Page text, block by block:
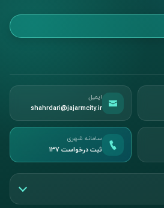
ایمیل
shahrdari@jajarmcity.ir
سامانه شهری
ثبت درخواست ۱۳۷